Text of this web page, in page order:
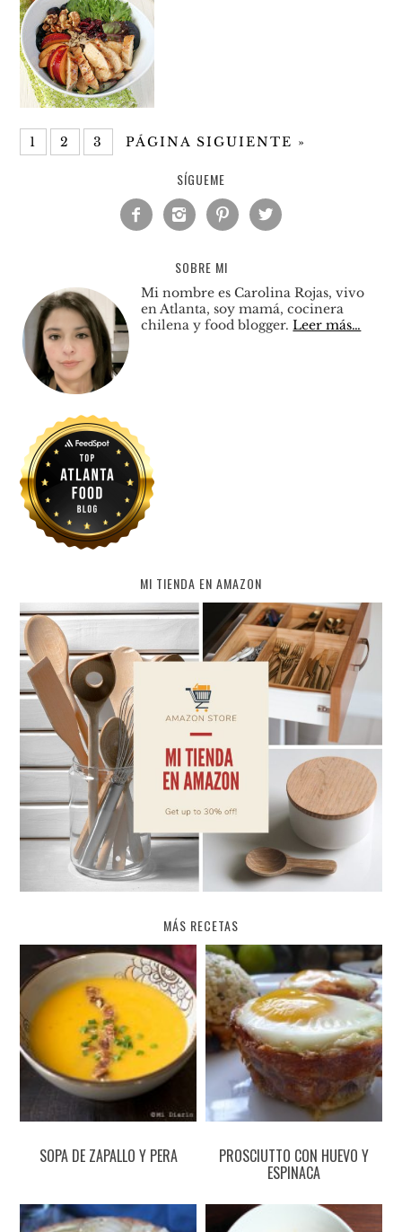
1 2 3 PÁGINA SIGUIENTE »
SÍGUEME
   
SOBRE MI
Mi nombre es Carolina Rojas, vivo
en Atlanta, soy mamá, cocinera
chilena y food blogger.Leer más…
MI TIENDA EN AMAZON
MÁS RECETAS
SOPA DE ZAPALLO Y PERA PROSCIUTTO CON HUEVO Y
ESPINACA